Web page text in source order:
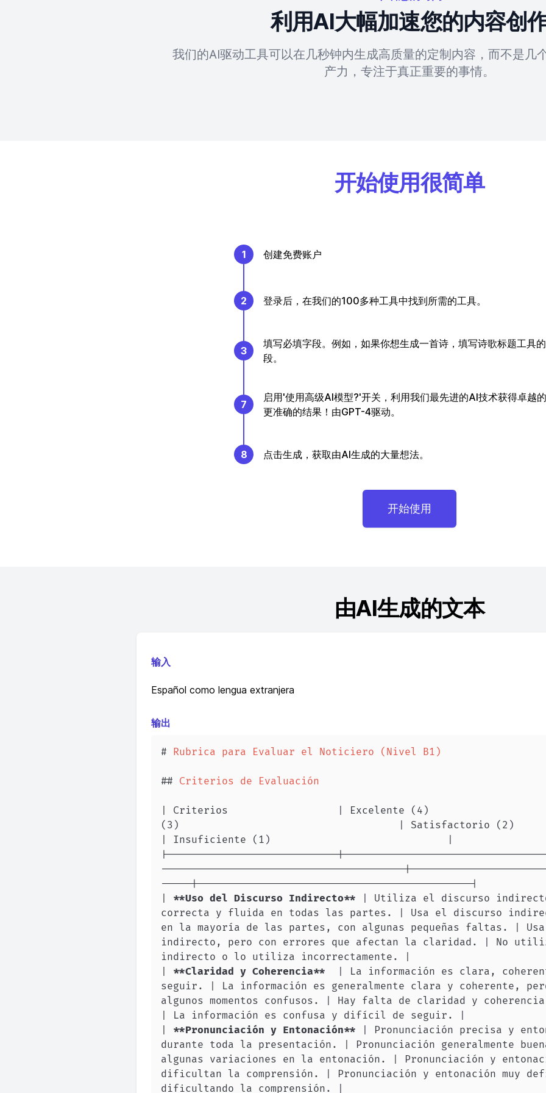
利用AI大幅加速您的内容创
我们的AI驱动工具可以在几秒钟内生成高质量的定制内容，而不是几
产力，专注于真正重要的事情。
开始使用很简单
1 创建免费账户
2 登录后，在我们的100多种工具中找到所需的工具。
3
填写必填字段。例如，如果你想生成一首诗，填写诗歌标题工具
段。
7
启用'使用高级AI模型?'开关，利用我们最先进的AI技术获得卓越
更准确的结果！由GPT-4驱动。
8 点击生成，获取由AI生成的大量想法。
开始使用
由AI生成的文本
输入
Español como lengua extranjera
输出
# Rubrica para Evaluar el Noticiero (Nivel B1)
## Criterios de Evaluación
| Criterios                  | Excelente (4)
(3)                                    | Satisfactorio (2)
|----------------------------
----------------------------------------
**Uso del Discurso Indirecto** | Utiliza el discurso indirecto
correcta y fluida en todas las partes. | Usa el discurso
en la mayoría de las partes, con algunas pequeñas faltas. |
indirecto, pero con errores que afectan la claridad. | No
**Claridad y Coherencia**
| La información es clara,
seguir. | La información es generalmente clara y coherente,
algunos momentos confusos. | Hay falta de claridad y
**Pronunciación y Entonación** | Pronunciación precisa y
durante toda la presentación. | Pronunciación generalmente
algunas variaciones en la entonación. | Pronunciación y
dificultan la comprensión. | Pronunciación y entonación muy